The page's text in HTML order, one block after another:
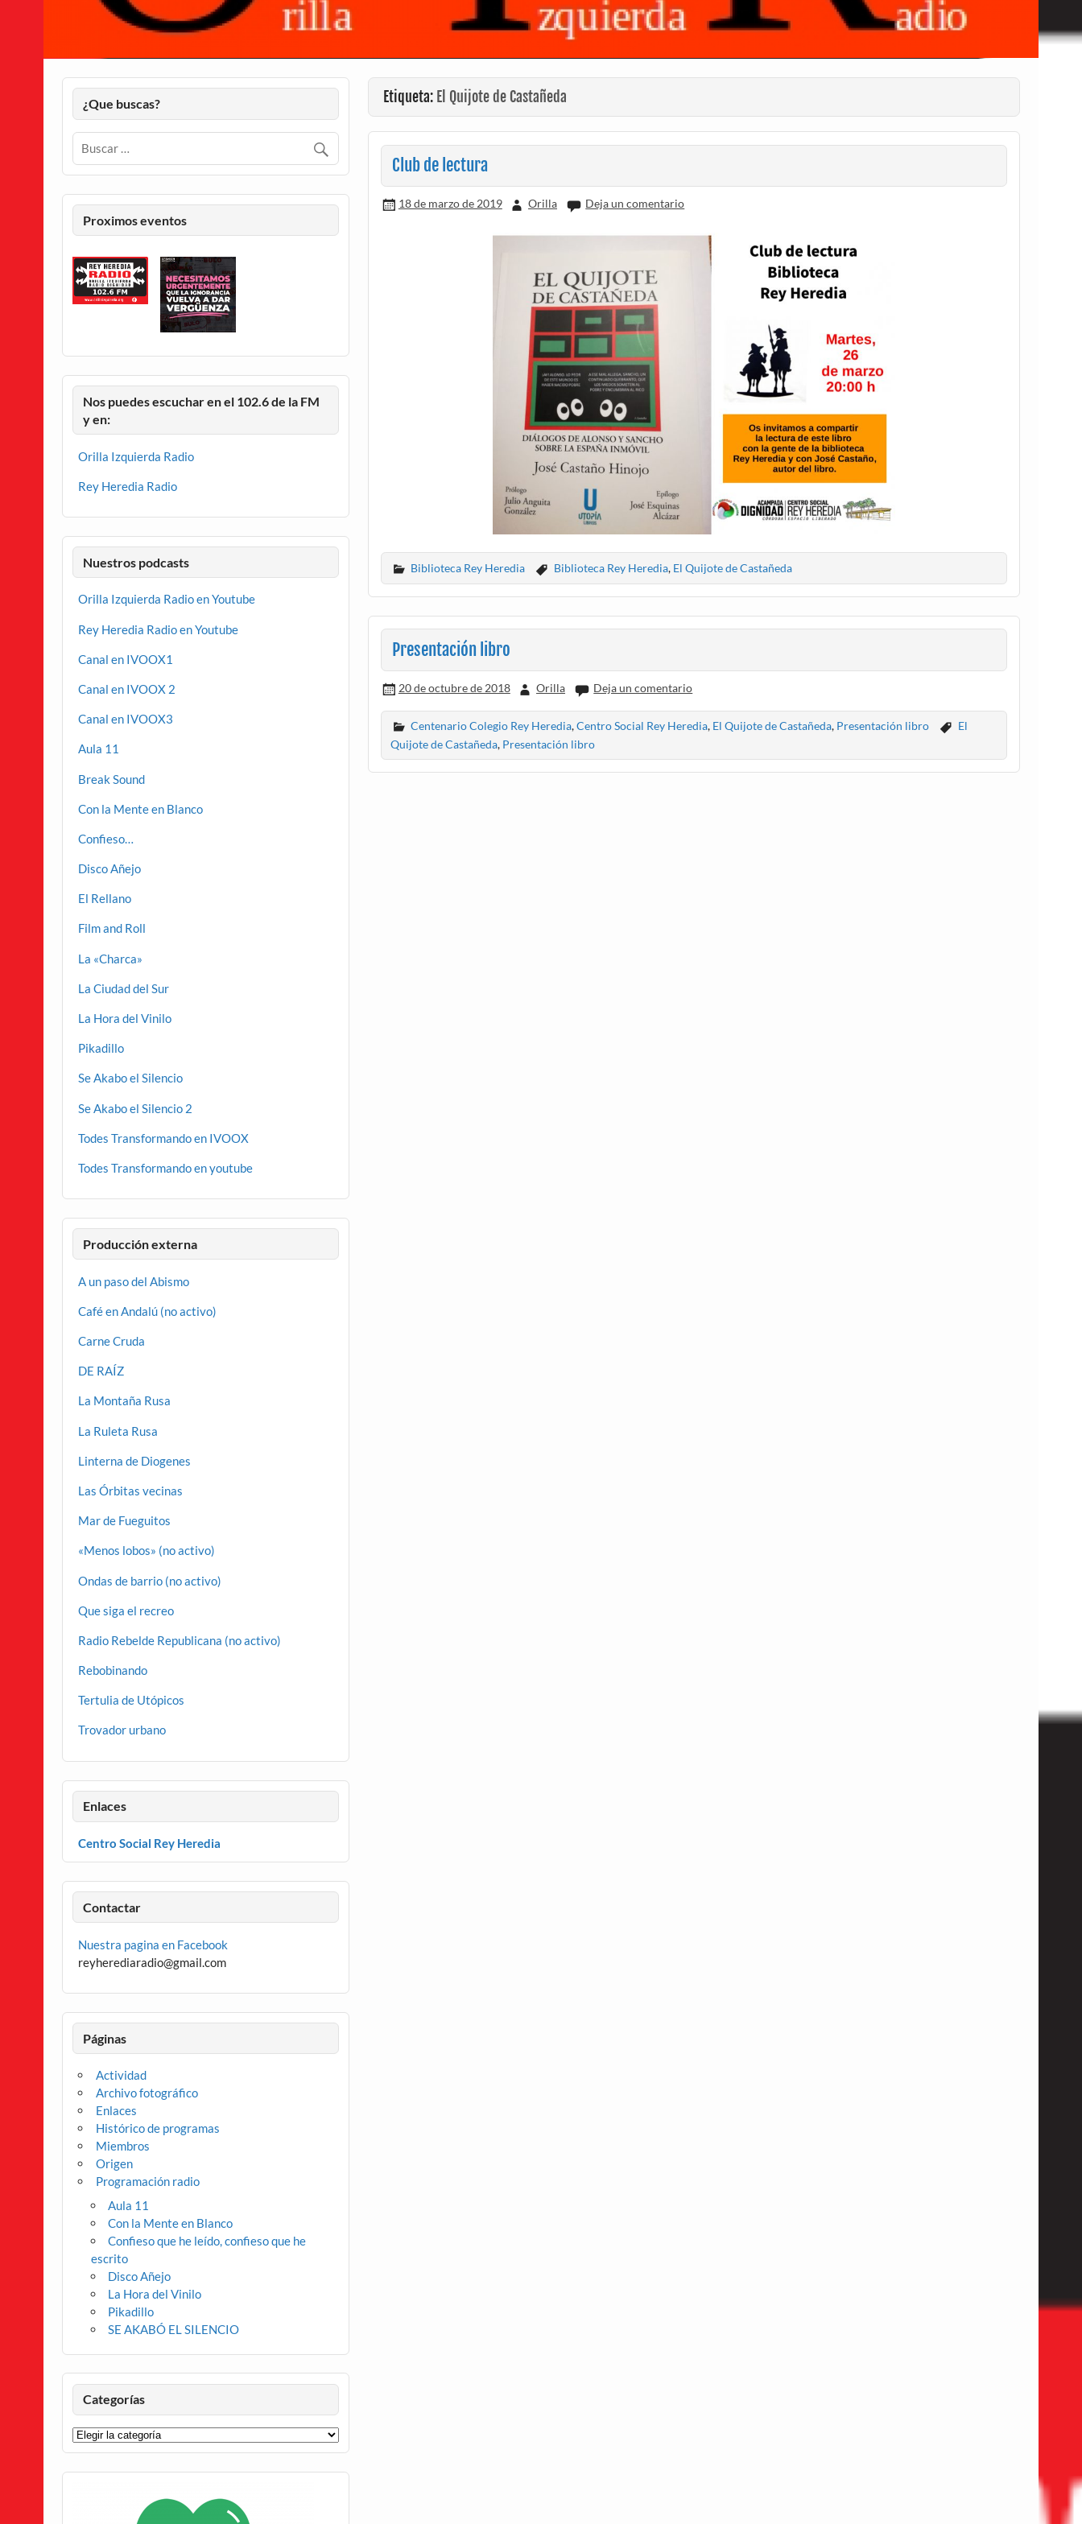
Etiqueta: El Quijote de Castañeda
Club de lectura
18 de marzo de 2019 Orilla Deja un comentario
Biblioteca Rey Heredia Biblioteca Rey Heredia, El Quijote de Castañeda
Presentación libro
20 de octubre de 2018 Orilla Deja un comentario
Centenario Colegio Rey Heredia,Centro Social Rey Heredia, El Quijote de Castañeda, Presentación libro
El
Quijote de Castañeda, Presentación libro
¿Que buscas?
Proximos eventos
Nos puedes escuchar en el 102.6 de la FM
y en:
Orilla Izquierda Radio
Rey Heredia Radio
Nuestros podcasts
Orilla Izquierda Radio en Youtube
Rey Heredia Radio en Youtube
Canal en IVOOX1
Canal en IVOOX 2
Canal en IVOOX3
Aula 11
Break Sound
Con la Mente en Blanco
Confieso…
Disco Añejo
El Rellano
Film and Roll
La «Charca»
La Ciudad del Sur
La Hora del Vinilo
Pikadillo
Se Akabo el Silencio
Se Akabo el Silencio 2
Todes Transformando en IVOOX
Todes Transformando en youtube
Producción externa
A un paso del Abismo
Café en Andalú (no activo)
Carne Cruda
DE RAÍZ
La Montaña Rusa
La Ruleta Rusa
Linterna de Diogenes
Las Órbitas vecinas
Mar de Fueguitos
«Menos lobos» (no activo)
Ondas de barrio (no activo)
Que siga el recreo
Radio Rebelde Republicana (no activo)
Rebobinando
Tertulia de Utópicos
Trovador urbano
Enlaces
Centro Social Rey Heredia
Contactar
Nuestra pagina en Facebook
reyherediaradio@gmail.com
Páginas
Actividad
Archivo fotográfico
Enlaces
Histórico de programas
Miembros
Origen
Programación radio
Aula 11
Con la Mente en Blanco
Confieso que he leído, confieso que he
escrito
Disco Añejo
La Hora del Vinilo
Pikadillo
SE AKABÓ EL SILENCIO
Categorías
Categorías